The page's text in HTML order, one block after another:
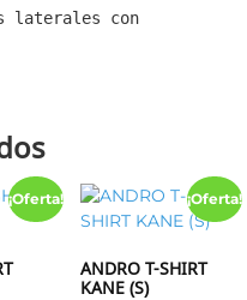
laterales con
¡Oferta! ¡Oferta!
ANDRO T-SHIRT
KANE (S)